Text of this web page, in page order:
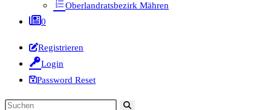
Oberlandratsbezirk Mähren
0
Registrieren
Login
Password Reset
Diese